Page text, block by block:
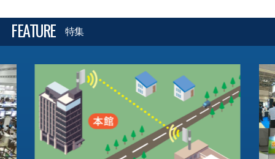
FEATURE 特集